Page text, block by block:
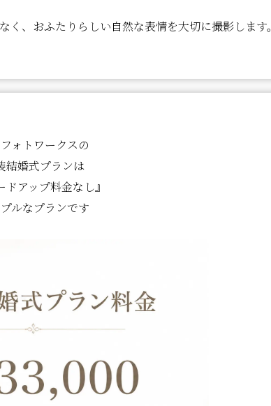
、おふたりらしい自然な表情を大切に撮影します。
ォトワークスの
結婚式プランは
ドアップ料金なし』
ルなプランです